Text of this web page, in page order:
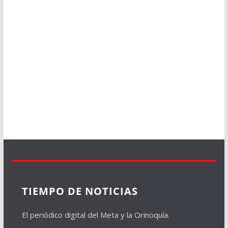
TIEMPO DE NOTICIAS
El periódico digital del Meta y la Orinoquía.